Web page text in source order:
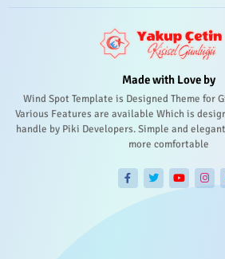
Made with Love by
Wind Spot Template is Designed Theme for
Various Features are available Which is
handle by Piki Developers. Simple and
more comfortable